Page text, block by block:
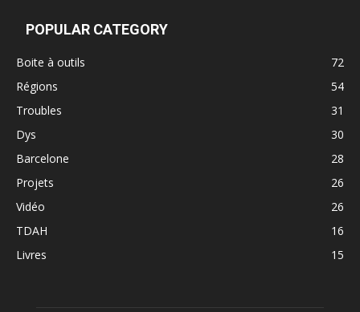
POPULAR CATEGORY
Boite à outils
72
Régions
54
Troubles
31
Dys
30
Barcelone
28
Projets
26
Vidéo
26
TDAH
16
Livres
15